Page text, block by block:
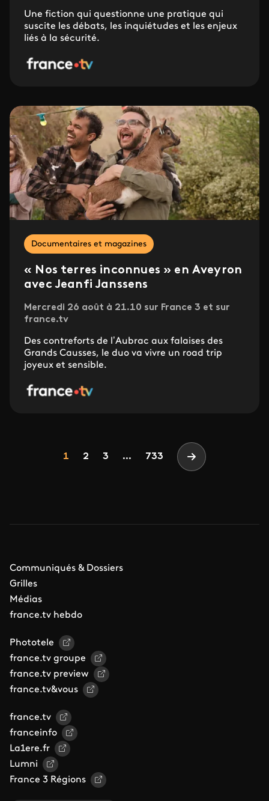
Une fiction qui questionne une pratique qui
suscite les débats, les inquiétudes et les enjeux
liés à la sécurité.
Documentaires et magazines
« Nos terres inconnues » en Aveyron
avec Jeanfi Janssens
Mercredi 26 août à 21.10 sur France 3 et sur
france.tv
Des contreforts de l’Aubrac aux falaises des
Grands Causses, le duo va vivre un road trip
joyeux et sensible.
Page
1 Page
2 Page
3 ... 733 Page suivante
Communiqués & Dossiers
Grilles
Médias
france.tv hebdo
Phototele
france.tv groupe
france.tv preview
france.tv&vous
france.tv
franceinfo
La1ere.fr
Lumni
France 3 Régions